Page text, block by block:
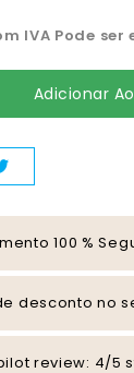
IVA Pode ser
Adicionar
100 %
desconto no
review: 4/5